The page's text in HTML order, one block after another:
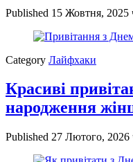
Published 15 Жовтня, 2025
Category Лайфхаки
Красиві
народження
Published 27 Лютого, 2026